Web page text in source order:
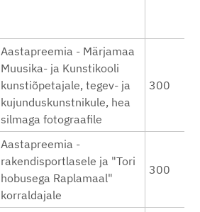
Aastapreemia - Märjamaa
Muusika- ja Kunstikooli
kunstiõpetajale, tegev- ja
kujunduskunstnikule, hea
silmaga fotograafile
300
Aastapreemia -
rakendisportlasele ja "Tori
hobusega Raplamaal"
korraldajale
300